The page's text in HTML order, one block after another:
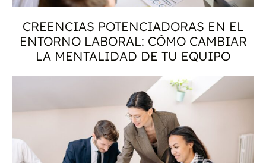
CREENCIAS POTENCIADORAS EN EL
ENTORNO LABORAL: CÓMO CAMBIAR
LA MENTALIDAD DE TU EQUIPO